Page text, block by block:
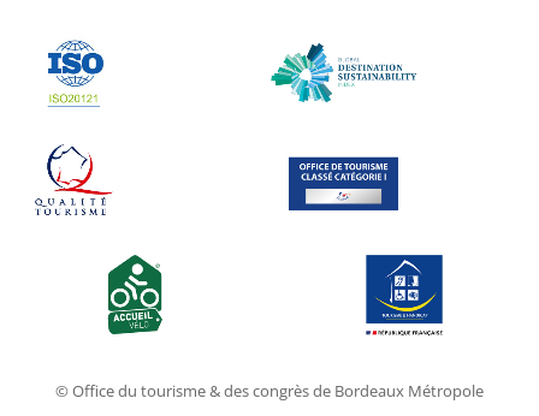
© Office du tourisme & des congrès de Bordeaux Métropole